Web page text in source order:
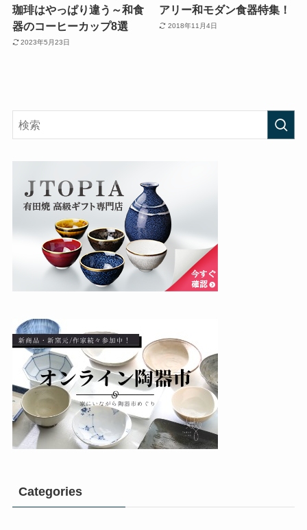
珈琲はやっぱり違う～和食
器のコーヒーカップ8選
2023年5月23日
アリー和モダン食器特集！
2018年11月4日
Categories